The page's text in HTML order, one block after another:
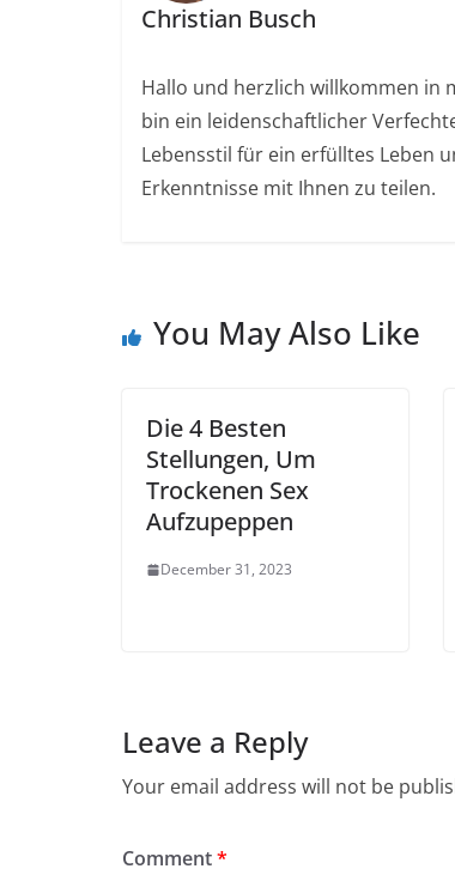
Christian Busch
Hallo und herzlich willkommen in
bin ein leidenschaftlicher
Lebensstil für ein erfülltes Leben
Erkenntnisse mit Ihnen zu teilen.
You May Also Like
Die 4 Besten
Stellungen, Um
Trockenen Sex
Aufzupeppen
December 31, 2023
Leave a Reply
Your email address will not be
Comment*